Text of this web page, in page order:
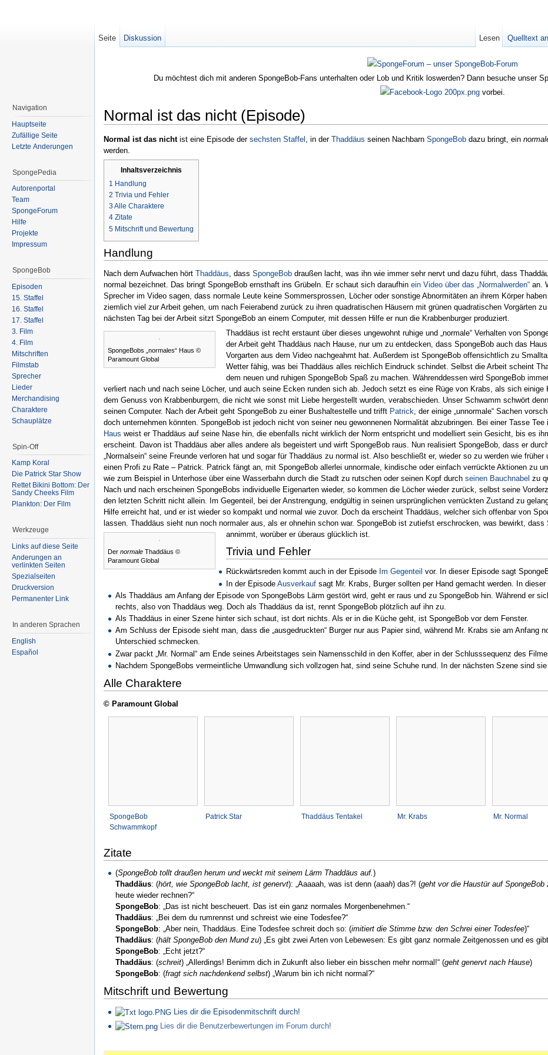
Du möchtest dich mit anderen SpongeBob-Fans unterhalten oder Lob und Kritik loswerden? Dann besuche unser
vorbei.
Normal ist das nicht (Episode)
Normal ist das nichtist eine Episode der sechsten Staffel , in der Thaddäus seinen Nachbarn SpongeBob dazu bringt, ein
werden.
Inhaltsverzeichnis
1 Handlung
2 Trivia und Fehler
3Alle Charaktere
4 Zitate
5 Mitschrift und Bewertung
Handlung
Nach dem Aufwachen hört Thaddäus , dass SpongeBob draußen lacht, was ihn wie immer sehr nervt und dazu führt, dass
normal bezeichnet. Das bringt SpongeBob ernsthaft ins Grübeln. Er schaut sich daraufhin ein Video über das „Normalwerden“ an.
Sprecher im Video sagen, dass normale Leute keine Sommersprossen, Löcher oder sonstige Abnormitäten an ihrem Körper
ziemlich viel zur Arbeit gehen, um nach Feierabend zurück zu ihren quadratischen Häusern mit grünen quadratischen Vorgärten
nächsten Tag bei der Arbeit sitzt SpongeBob an einem Computer, mit dessen Hilfe er nun die Krabbenburger produziert.
SpongeBobs „normales“ Haus ©
Paramount Global
Thaddäus ist recht erstaunt über dieses ungewohnt ruhige und „normale“ Verhalten von
der Arbeit geht Thaddäus nach Hause, nur um zu entdecken, dass SpongeBob auch das
Vorgarten aus dem Video nachgeahmt hat. Außerdem ist SpongeBob offensichtlich zu
Wetter fähig, was bei Thaddäus alles reichlich Eindruck schindet. Selbst die Arbeit scheint
dem neuen und ruhigen SpongeBob Spaß zu machen. Währenddessen wird SpongeBob
verliert nach und nach seine Löcher, und auch seine Ecken runden sich ab. Jedoch setzt es eine Rüge von Krabs, als sich einige
dem Genuss von Krabbenburgern, die nicht wie sonst mit Liebe hergestellt wurden, verabschieden. Unser Schwamm schwört
seinen Computer. Nach der Arbeit geht SpongeBob zu einer Bushaltestelle und trifft Patrick , der einige „unnormale“ Sachen
doch unternehmen könnten. SpongeBob ist jedoch nicht von seiner neu gewonnenen Normalität abzubringen. Bei einer Tasse Tee
Haus weist er Thaddäus auf seine Nase hin, die ebenfalls nicht wirklich der Norm entspricht und modelliert sein Gesicht, bis es
erscheint. Davon ist Thaddäus aber alles andere als begeistert und wirft SpongeBob raus. Nun realisiert SpongeBob, dass er
„Normalsein“ seine Freunde verloren hat und sogar für Thaddäus zu normal ist. Also beschließt er, wieder so zu werden wie früher
einen Profi zu Rate – Patrick. Patrick fängt an, mit SpongeBob allerlei unnormale, kindische oder einfach verrückte Aktionen zu
wie zum Beispiel in Unterhose über eine Wasserbahn durch die Stadt zu rutschen oder seinen Kopf durch seinen Bauchnabel zu
Nach und nach erscheinen SpongeBobs individuelle Eigenarten wieder, so kommen die Löcher wieder zurück, selbst seine
den letzten Schritt nicht allein. Im Gegenteil, bei der Anstrengung, endgültig in seinen ursprünglichen verrückten Zustand zu
Hilfe erreicht hat, und er ist wieder so kompakt und normal wie zuvor. Doch da erscheint Thaddäus, welcher sich offenbar von
lassen. Thaddäus sieht nun noch normaler aus, als er ohnehin schon war. SpongeBob ist zutiefst erschrocken, was bewirkt,
annimmt, worüber er überaus glücklich ist.
Der normale Thaddäus ©
Paramount Global
Trivia und Fehler
Rückwärtsreden kommt auch in der Episode Im Gegenteil vor. In dieser Episode sagt
In der Episode Ausverkaufsagt Mr. Krabs, Burger sollten per Hand gemacht werden. In dieser
Als Thaddäus am Anfang der Episode von SpongeBobs Lärm gestört wird, geht er raus und zu SpongeBob hin. Während er
rechts, also von Thaddäus weg. Doch als Thaddäus da ist, rennt SpongeBob plötzlich auf ihn zu.
Als Thaddäus in einer Szene hinter sich schaut, ist dort nichts. Als er in die Küche geht, ist SpongeBob vor dem Fenster.
Am Schluss der Episode sieht man, dass die „ausgedruckten“ Burger nur aus Papier sind, während Mr. Krabs sie am Anfang
Unterschied schmecken.
Zwar packt „Mr. Normal“ am Ende seines Arbeitstages sein Namensschild in den Koffer, aber in der Schlusssequenz des
Nachdem SpongeBobs vermeintliche Umwandlung sich vollzogen hat, sind seine Schuhe rund. In der nächsten Szene sind sie
Alle Charaktere
© Paramount Global
SpongeBob
Schwammkopf
Patrick Star Thaddäus Tentakel Mr. Krabs Mr. Normal
Zitate
(SpongeBob tollt draußen herum und weckt mit seinem Lärm Thaddäus auf.)
Thaddäus: (hört, wie SpongeBob lacht, ist genervt): „Aaaaah, was ist denn (aaah) das?! (geht vor die Haustür auf SpongeBob
heute wieder rechnen?“
SpongeBob: „Das ist nicht bescheuert. Das ist ein ganz normales Morgenbenehmen.“
Thaddäus: „Bei dem du rumrennst und schreist wie eine Todesfee?“
SpongeBob: „Aber nein, Thaddäus. Eine Todesfee schreit doch so: (imitiert die Stimme bzw. den Schrei einer Todesfee)“
Thaddäus: (hält SpongeBob den Mund zu) „Es gibt zwei Arten von Lebewesen: Es gibt ganz normale Zeitgenossen und es
SpongeBob: „Echt jetzt?“
Thaddäus: (schreit) „Allerdings! Benimm dich in Zukunft also lieber ein bisschen mehr normal!“ (geht genervt nach Hause)
SpongeBob: (fragt sich nachdenkend selbst) „Warum bin ich nicht normal?“
Mitschrift und Bewertung
Lies dir die Episodenmitschrift durch!
Lies dir die Benutzerbewertungen im Forum durch!
Seite Diskussion Lesen Quelltext
Navigation
Hauptseite
Zufällige Seite
Letzte Änderungen
SpongePedia
Autorenportal
Team
SpongeForum
Hilfe
Projekte
Impressum
SpongeBob
Episoden
15. Staffel
16. Staffel
17. Staffel
3. Film
4. Film
Mitschriften
Filmstab
Sprecher
Lieder
Merchandising
Charaktere
Schauplätze
Spin-Off
Kamp Koral
Die Patrick Star Show
Rettet Bikini Bottom: Der
Sandy Cheeks Film
Plankton: Der Film
Werkzeuge
Links auf diese Seite
Änderungen an
verlinkten Seiten
Spezialseiten
Druckversion
Permanenter Link
In anderen Sprachen
English
Español